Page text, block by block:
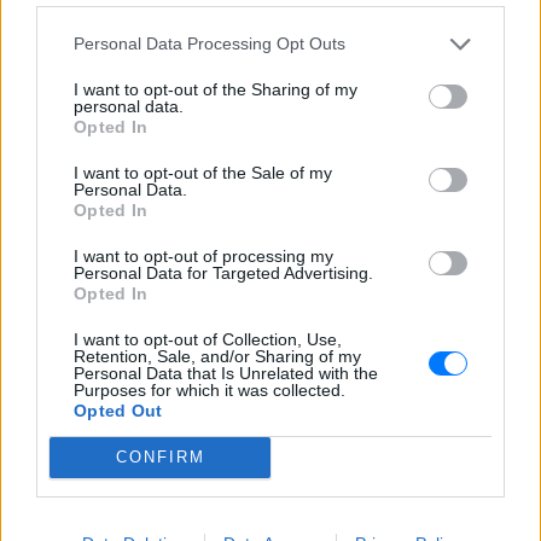
Personal Data Processing Opt Outs
I want to opt-out of the Sharing of my
personal data.
Opted In
I want to opt-out of the Sale of my
Personal Data.
Opted In
I want to opt-out of processing my
Personal Data for Targeted Advertising.
Opted In
I want to opt-out of Collection, Use,
Retention, Sale, and/or Sharing of my
Personal Data that Is Unrelated with the
Purposes for which it was collected.
Opted Out
CONFIRM
ΔΕΙΤΕ ΕΠΙΣΗΣ
ΣΤΗΝ ΙΔΙΑ ΚΑΤΗΓΟΡΙΑ
Γονικές παροχές: Οι παγίδες
στις μεταφορές χρημάτων που
ΠΡΙΝ 9 ΏΡΕΣ
φόρο 10% από το πρώτο ευρώ
Μακελειό σε σχολείο της
πυρ
Οι αρχές ανακοινώνουν τουλάχιστον
τραυματίες